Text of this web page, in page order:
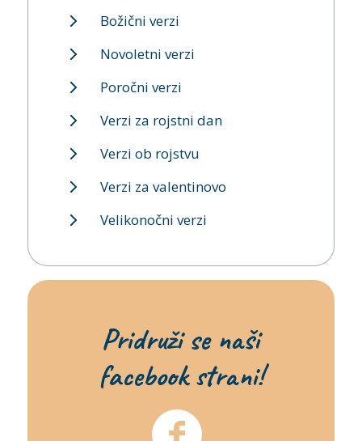
Božični verzi
Novoletni verzi
Poročni verzi
Verzi za rojstni dan
Verzi ob rojstvu
Verzi za valentinovo
Velikonočni verzi
Pridruži se naši
facebook strani!